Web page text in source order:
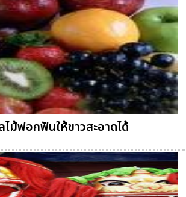
ม้ฟอกฟันให้ขาวสะอาดได้